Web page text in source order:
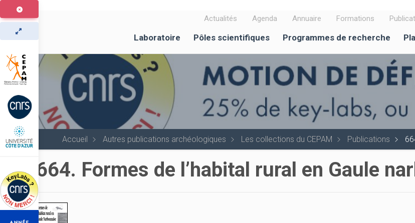
Aller
au
contenu
principal
Actualités Agenda Annuaire Formations
Laboratoire Pôles scientifiques Programmes de recherche
Accueil Autres publications archéologiques Les collections du CEPAM Publications
664. Formes de l’habital rural en Gaule